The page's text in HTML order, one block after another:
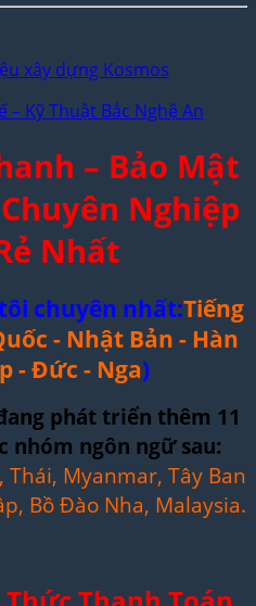
xây dựng Kosmos
Kỹ Thuật Bắc Nghệ An
– Bảo Mật
Nghiệp
Nhất
chuyên nhất:Tiếng
- Nhật Bản - Hàn
- Đức - Nga)
phát triển thêm 11
nhóm ngôn ngữ sau:
Myanmar, Tây Ban
Bồ Đào Nha, Malaysia.